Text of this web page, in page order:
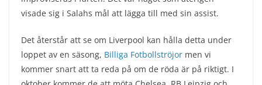
visade sig i Salahs mål att lägga till med sin assist.
Det återstår att se om Liverpool kan hålla detta under
loppet av en säsong, Billiga Fotbollströjor men vi
kommer snart att ta reda på om de röda är på riktigt. I